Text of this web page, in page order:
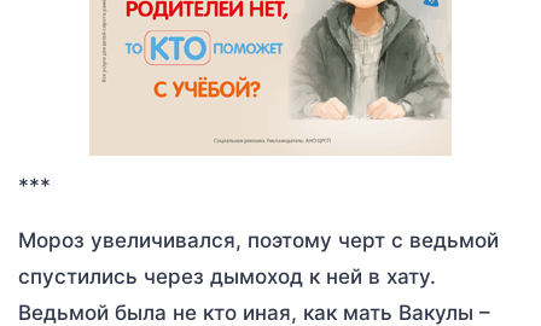
***
Мороз увеличивался, поэтому черт с ведьмой
спустились через дымоход к ней в хату.
Ведьмой была не кто иная, как мать Вакулы –